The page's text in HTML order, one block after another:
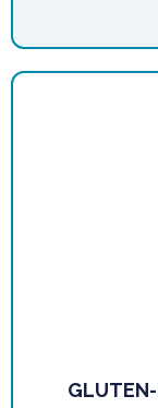
GLUTEN-